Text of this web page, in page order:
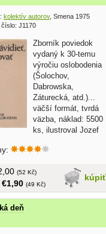
: kolektív autorov, Smena 1975
číslo: J1170
Zborník poviedok
vydaný k 30-temu
výročiu oslobodenia
(Šolochov,
Dabrowska,
Záturecká, atd.)...
väčší formát, tvrdá
väzba, náklad: 5500
ks, ilustroval Jozef
kúpiť
(52 Kč)
€1,90 (49 Kč)
deň